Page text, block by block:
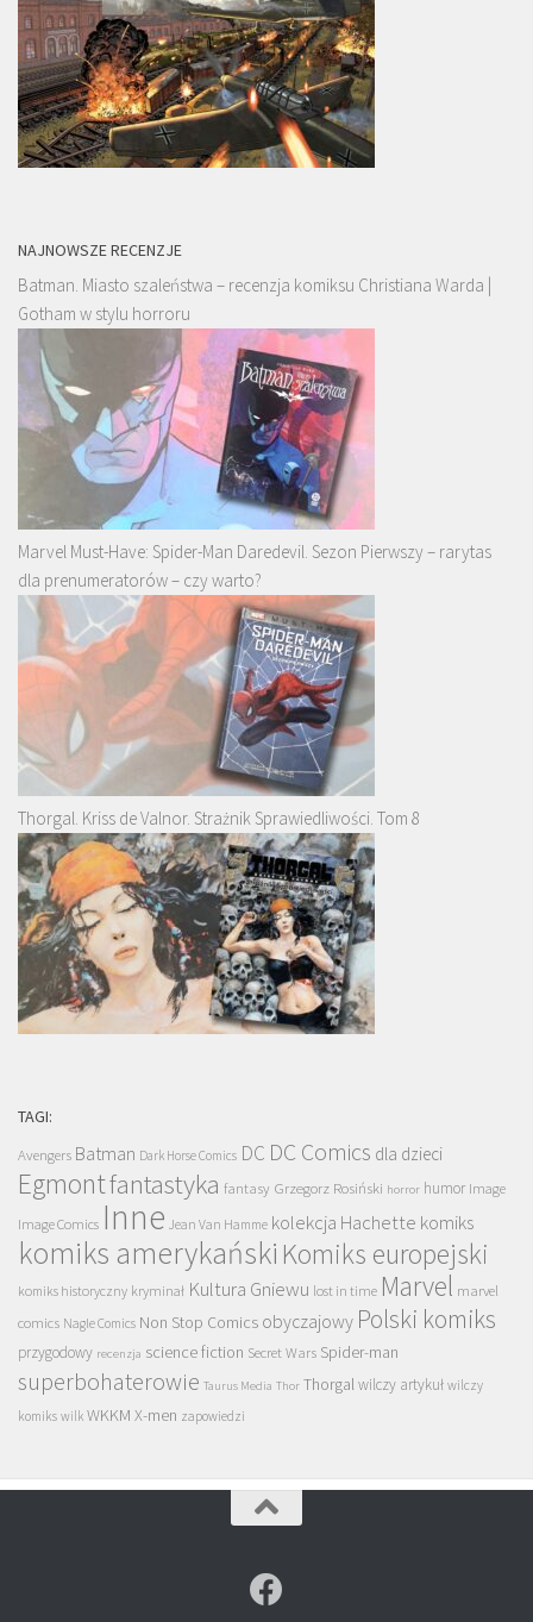
NAJNOWSZE RECENZJE
Batman. Miasto szaleństwa – recenzja komiksu Christiana Warda |
Gotham w stylu horroru
Marvel Must-Have: Spider-Man Daredevil. Sezon Pierwszy – rarytas
dla prenumeratorów – czy warto?
Thorgal. Kriss de Valnor. Strażnik Sprawiedliwości. Tom 8
TAGI:
Avengers Batman Dark Horse Comics DC DC Comics dla dzieci
Egmontfantastyka fantasy Grzegorz Rosiński horror humor Image
Image Comics Inne Jean Van Hamme kolekcja Hachette komiks
komiks amerykański Komiks europejski
komiks historyczny kryminał Kultura Gniewu lost in time Marvel marvel
comics Nagle Comics Non Stop Comics obyczajowy Polski komiks
przygodowy recenzja science fiction Secret Wars Spider-man
superbohaterowie Taurus Media Thor Thorgalwilczy artykuł wilczy
komiks wilk WKKM X-men zapowiedzi